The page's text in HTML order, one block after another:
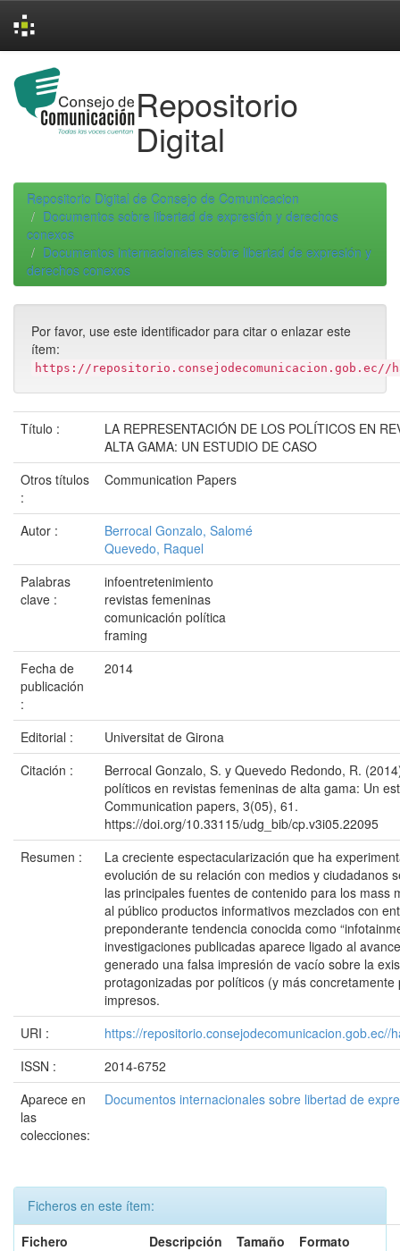
navigation
Repositorio
Digital
Repositorio Digital de Consejo de Comunicacion
Documentos sobre libertad de expresión y derechos
conexos
Documentos internacionales sobre libertad de expresión y
derechos conexos
Por favor, use este identificador para citar o enlazar este
ítem:
https://repositorio.consejodecomunicacion.gob.ec//
Título :
LA REPRESENTACIÓN DE LOS POLÍTICOS EN
ALTA GAMA: UN ESTUDIO DE CASO
Otros títulos
:
Communication Papers
Autor :
Berrocal Gonzalo, Salomé
Quevedo, Raquel
Palabras
clave :
infoentretenimiento
revistas femeninas
comunicación política
framing
Fecha de
publicación
:
2014
Editorial :
Universitat de Girona
Citación :
Berrocal Gonzalo, S. y Quevedo Redondo, R.
políticos en revistas femeninas de alta gama: Un
Communication papers, 3(05), 61.
https://doi.org/10.33115/udg_bib/cp.v3i05.22095
Resumen :
La creciente espectacularización que ha
evolución de su relación con medios y ciudadanos
las principales fuentes de contenido para los mass
al público productos informativos mezclados con
preponderante tendencia conocida como
investigaciones publicadas aparece ligado al
generado una falsa impresión de vacío sobre la
protagonizadas por políticos (y más
impresos.
URI :
https://repositorio.consejodecomunicacion.gob.ec//
ISSN :
2014-6752
Aparece en
las
colecciones:
Documentos internacionales sobre libertad de
Ficheros en este ítem:
Fichero
Descripción Tamaño
Formato